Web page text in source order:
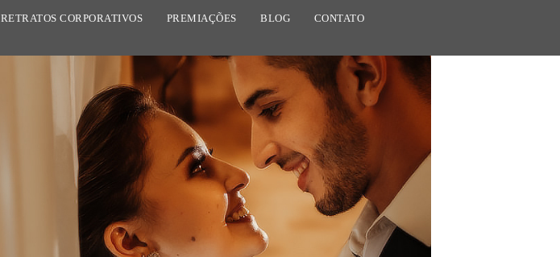
RETRATOS CORPORATIVOS PREMIAÇÕES BLOG CONTATO